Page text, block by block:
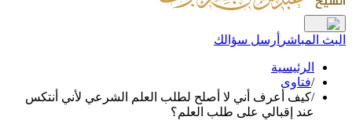
البث المباشر أرسل سؤالك
الرئيسية
/فتاوى
/كيف أعرف أني لا أصلح لطلب العلم الشرعي لأني أنتكس
عند إقبالي على طلب العلم؟